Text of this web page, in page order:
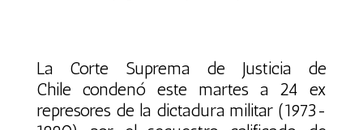
La Corte Suprema de Justicia de
Chile condenó este martes a 24 ex
represores de la dictadura militar (1973-